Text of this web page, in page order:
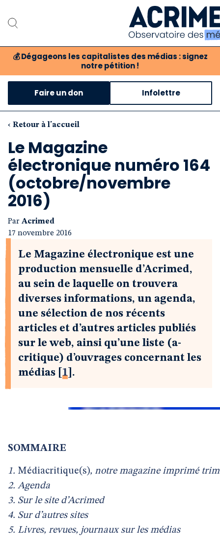
💰 Dégageons les capitalistes des médias : signez
notre pétition !
Notre critique des
Boutique
Faire un don Infolettre
‹ Retour à l'accueil
Le Magazine
électronique numéro 164
(octobre/novembre
2016)
Par Acrimed
17 novembre 2016
Le Magazine électronique est une
production mensuelle d’Acrimed,
au sein de laquelle on trouvera
diverses informations, un agenda,
une sélection de nos récents
articles et d’autres articles publiés
sur le web, ainsi qu’une liste (a-
critique) d’ouvrages concernant les
médias
1 .
SOMMAIRE
1. Médiacritique(s), notre magazine imprimé
2. Agenda
3. Sur le site d’Acrimed
4. Sur d’autres sites
5. Livres, revues, journaux sur les médias